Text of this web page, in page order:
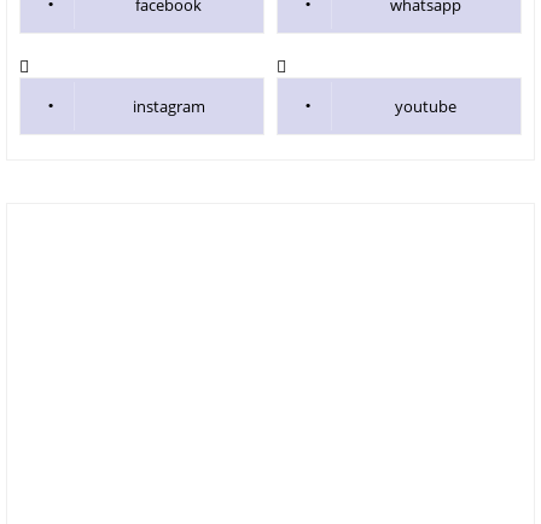
facebook whatsapp
instagram youtube